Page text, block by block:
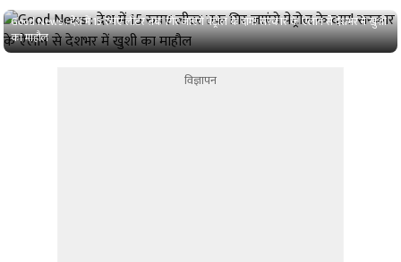
Good News : देश में 15 रुपए लीटर तक गिर जाएंगे पेट्रोल के दाम! सरकार के ऐलान से देशभर में खुशी
का माहौल
विज्ञापन